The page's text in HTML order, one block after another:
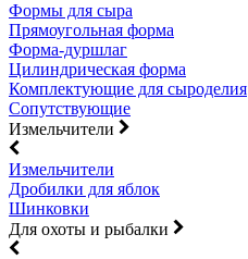
Формы для сыра
Прямоугольная форма
Форма-дуршлаг
Цилиндрическая форма
Комплектующие для сыроделия
Сопутствующие
Измельчители
Измельчители
Дробилки для яблок
Шинковки
Для охоты и рыбалки